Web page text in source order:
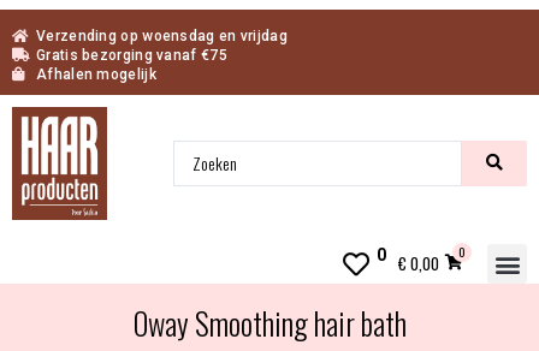
Verzending op woensdag en vrijdag
Gratis bezorging vanaf €75
Afhalen mogelijk
0 € 0,00 0
Oway Smoothing hair bath